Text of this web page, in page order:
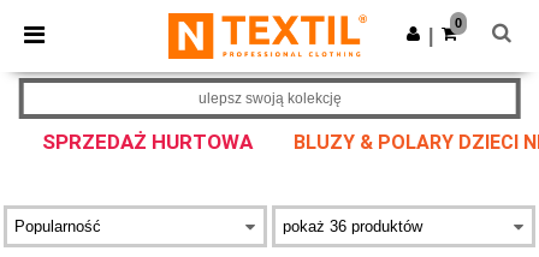
× Aplikacja Ntextil
Lepsze ceny w aplikacji!
Pobierz app
0
SPRZEDAŻ HURTOWA BLUZY & POLARY DZIECI
ulepsz swoją kolekcję